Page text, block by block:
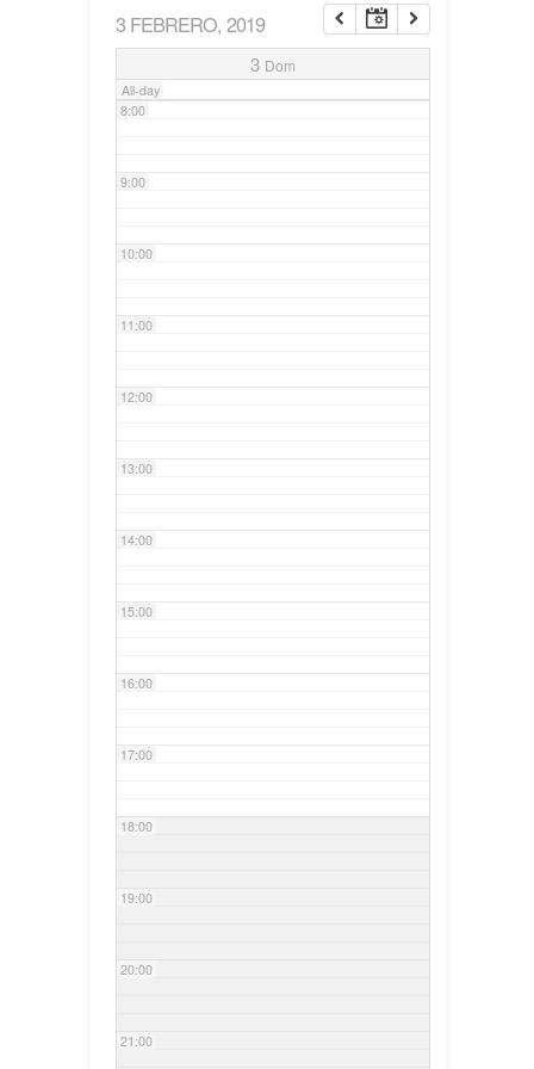
3 FEBRERO, 2019
3 Dom
All-day
7:00
8:00
9:00
10:00
11:00
12:00
13:00
14:00
15:00
16:00
17:00
18:00
19:00
20:00
21:00